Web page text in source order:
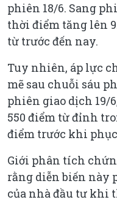
phiên 18/6. Sang
thời điểm tăng lên
từ trước đến nay.
Tuy nhiên, áp lực
mẽ sau chuỗi sáu
phiên giao dịch 19/
550 điểm từ đỉnh
điểm trước khi
Giới phân tích
rằng diễn biến này
của nhà đầu tư khi